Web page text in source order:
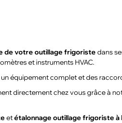
de votre outillage frigoriste dans
et instruments HVAC.
équipement complet et des
directement chez vous grâce à
etétalonnage outillage frigoriste